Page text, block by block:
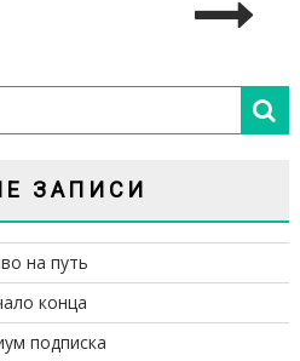
ЗАПИСИ
на путь
конца
подписка